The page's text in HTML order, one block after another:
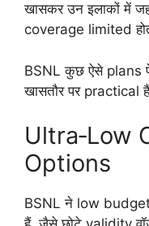
खासकर उन इलाकों में
coverage limited
BSNL कुछ ऐसे plans
खासतौर पर practical
Ultra‑Low
Options
BSNL ने low